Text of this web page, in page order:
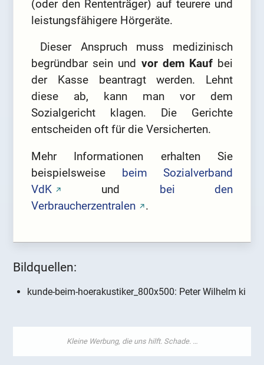
(oder den Rententräger) auf teurere und
leistungsfähigere Hörgeräte.
⁣⁣ Dieser Anspruch muss medizinisch
begründbar sein und vor dem Kaufbei
der Kasse beantragt werden. Lehnt
diese ab, kann man vor dem
Sozialgericht klagen. Die Gerichte
entscheiden oft für die Versicherten.
Mehr Informationen erhalten Sie
beispielsweise beim Sozialverband
VdK
und bei den
Verbraucherzentralen
.
Bildquellen:
kunde-beim-hoerakustiker_800x500: Peter Wilhelm ki